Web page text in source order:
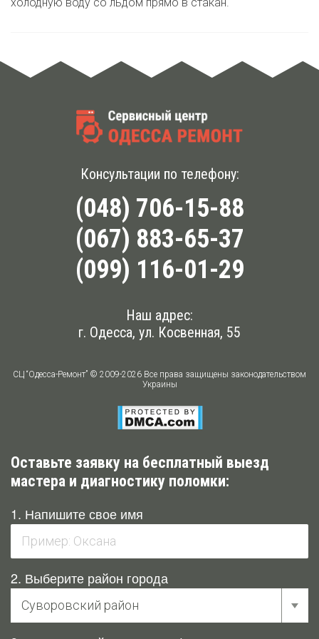
Консультации по телефону:
(048) 706-15-88
(067) 883-65-37
(099) 116-01-29
Наш адрес:
г. Одесса, ул. Косвенная, 55
СЦ “Одесса-Ремонт” © 2009-2026 Все права защищены законодательством
Украины
Оставьте заявку на бесплатный выезд
мастера и диагностику поломки:
1. Напишите свое имя
2. Выберите район города